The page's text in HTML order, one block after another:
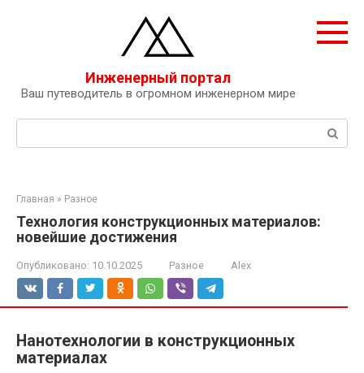
Инженерный портал
Ваш путеводитель в огромном инженерном мире
Поиск:
Главная » Разное
Технология конструкционных материалов:
новейшие достижения
Опубликовано: 10.10.2025 Разное Alex
Нанотехнологии в конструкционных
материалах